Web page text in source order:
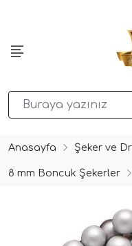
Anasayfa Şeker ve
8 mm Boncuk Şekerler